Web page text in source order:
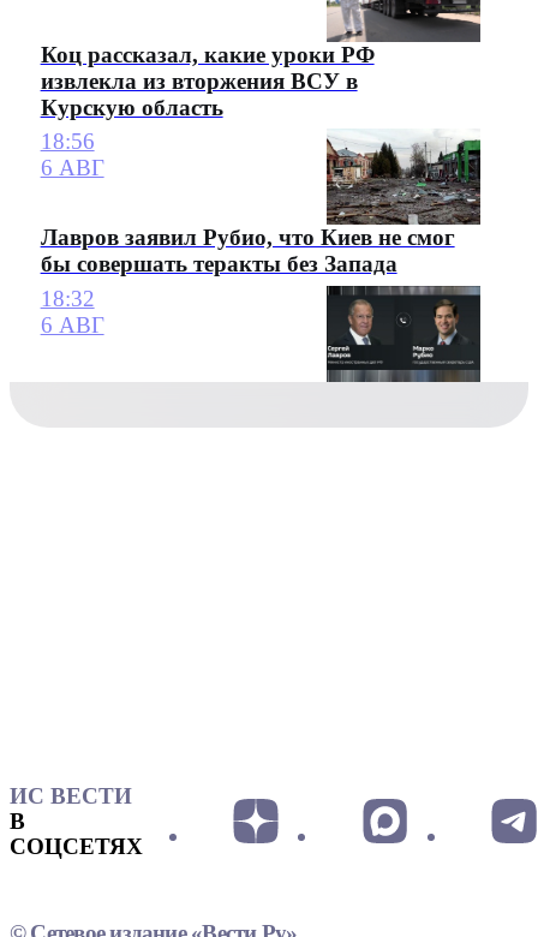
Коц рассказал, какие уроки РФ
извлекла из вторжения ВСУ в
Курскую область
18:56
6 АВГ
Лавров заявил Рубио, что Киев не смог
бы совершать теракты без Запада
18:32
6 АВГ
ИС ВЕСТИ
В
СОЦСЕТЯХ